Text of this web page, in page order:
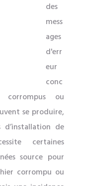
des
mess
ages
d'err
eur
conc
corrompus ou
se produire,
d’installation de
certaines
source pour
corrompu ou